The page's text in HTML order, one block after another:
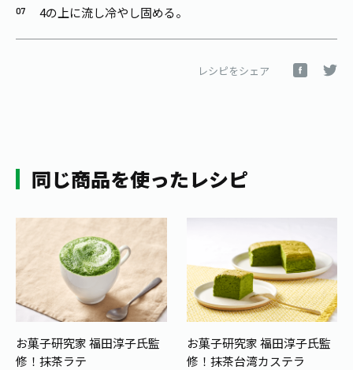
4の上に流し冷やし固める。
レシピをシェア
同じ商品を使ったレシピ
お菓子研究家 福田淳子氏監
修！ 抹茶ラテ
お菓子研究家 福田淳子氏監
修！ 抹茶台湾カステラ